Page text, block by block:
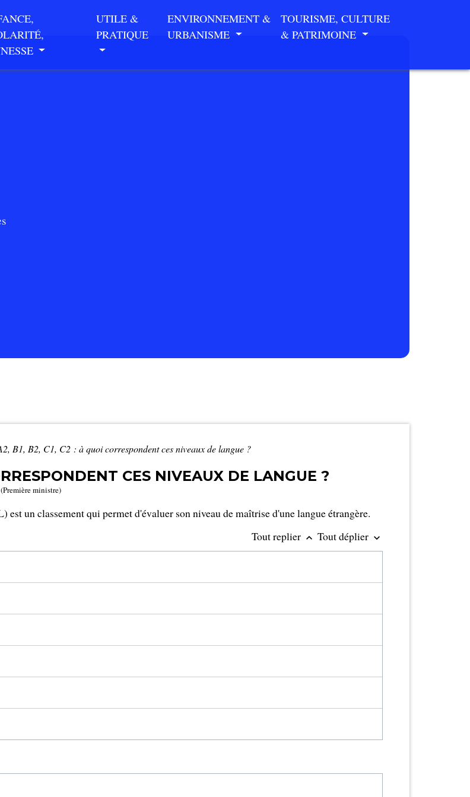
UTILE &
PRATIQUE
ENVIRONNEMENT &
URBANISME
TOURISME, CULTURE
& PATRIMOINE
B1, B2, C1, C2 : à quoi correspondent ces niveaux de langue ?
CES NIVEAUX DE LANGUE ?
ministre)
est un classement qui permet d'évaluer son niveau de maîtrise d'une langue étrangère.
Tout replier keyboard_arrow_up Tout déplier keyboard_arrow_down